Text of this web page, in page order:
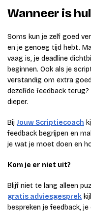
Wanneer is
Soms kun je zelf goed
en je genoeg tijd hebt.
vaag is, je deadline
beginnen. Ook als je
verstandig om extra
dezelfde feedback
dieper.
Bij Jouw Scriptiecoach
feedback begrijpen en
je wat je moet doen en
Kom je er niet uit?
Blijf niet te lang alleen
gratis adviesgesprek
bespreken je feedback,